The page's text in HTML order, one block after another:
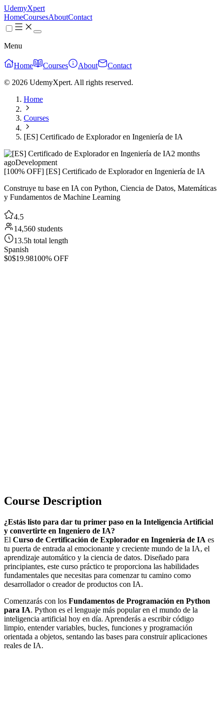
UdemyXpert
HomeCoursesAboutContact
Menu
Home Courses About
Contact
© 2026 UdemyXpert. All rights reserved.
Home
Courses
[ES] Certificado de Explorador en Ingeniería de IA
2 months
agoDevelopment
[100% OFF] [ES] Certificado de Explorador en Ingeniería de IA
Construye tu base en IA con Python, Ciencia de Datos, Matemáticas
y Fundamentos de Machine Learning
4.5
14,560 students
13.5h total length
Spanish
$0$19.98100% OFF
Course Description
¿Estás listo para dar tu primer paso en la Inteligencia Artificial
y convertirte en Ingeniero de IA?
El Curso de Certificación de Explorador en Ingeniería de IA es
tu puerta de entrada al emocionante y creciente mundo de la IA, el
aprendizaje automático y la ciencia de datos. Diseñado para
principiantes, este curso práctico te proporciona las habilidades
fundamentales que necesitas para comenzar tu camino como
desarrollador o creador de productos con IA.
Comenzarás con los Fundamentos de Programación en Python
para IA. Python es el lenguaje más popular en el mundo de la
inteligencia artificial hoy en día. Aprenderás a escribir código
limpio, entender variables, bucles, funciones y programación
orientada a objetos, sentando las bases para construir aplicaciones
reales de IA.